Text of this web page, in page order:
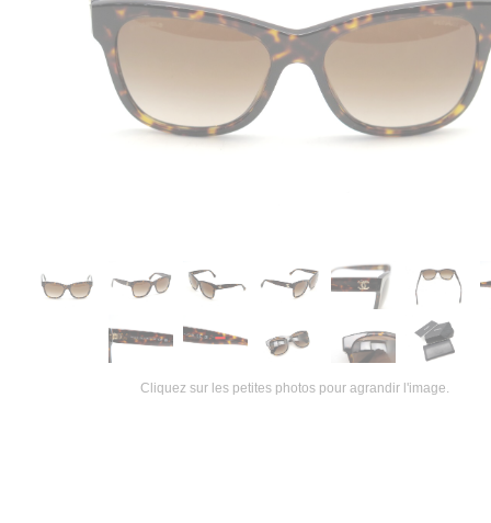
Cliquez sur les petites photos pour agrandir l'image.